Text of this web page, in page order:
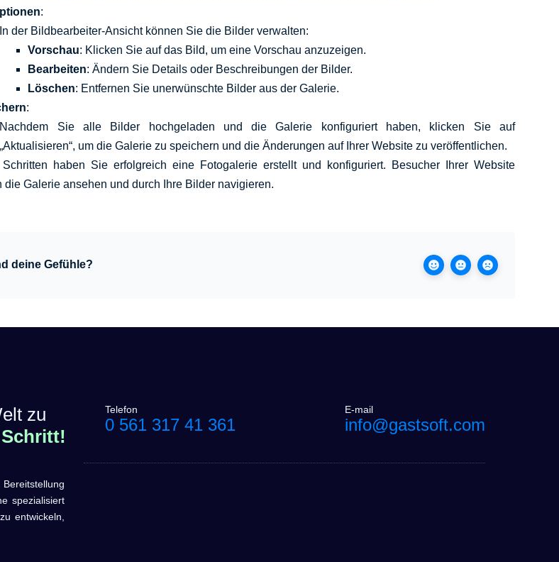
:
In der Bildbearbeiter-Ansicht können Sie die Bilder verwalten:
Vorschau: Klicken Sie auf das Bild, um eine Vorschau anzuzeigen.
Bearbeiten: Ändern Sie Details oder Beschreibungen der Bilder.
Löschen: Entfernen Sie unerwünschte Bilder aus der Galerie.
:
Nachdem Sie alle Bilder hochgeladen und die Galerie konfiguriert haben, klicken Sie auf
„Aktualisieren“, um die Galerie zu speichern und die Änderungen auf Ihrer Website zu veröffentlichen.
haben Sie erfolgreich eine Fotogalerie erstellt und konfiguriert. Besucher Ihrer Website
die Galerie ansehen und durch Ihre Bilder navigieren.
deine Gefühle?
zu
spezialisiert
entwickeln,
Telefon
0 561 317 41 361
E-mail
info@gastsoft.com